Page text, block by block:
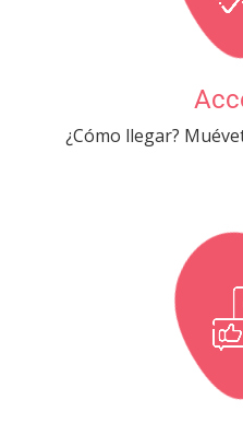
¿Cómo llegar?